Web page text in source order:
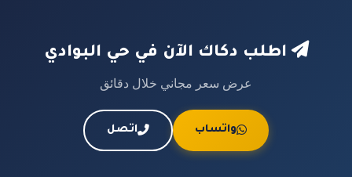
اطلب دكاك الآن في حي البوادي
عرض سعر مجاني خلال دقائق
واتساب اتصل